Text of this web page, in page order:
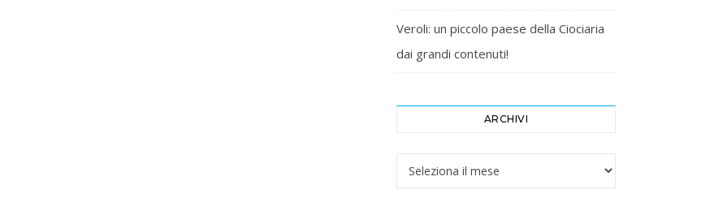
Veroli: un piccolo paese della Ciociaria
dai grandi contenuti!
ARCHIVI
Archivi